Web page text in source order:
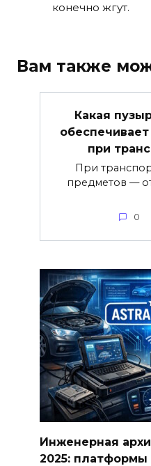
конечно жгут.
Вам также
Какая
при
При
предметов —
0
Инженерная
2025: платформы